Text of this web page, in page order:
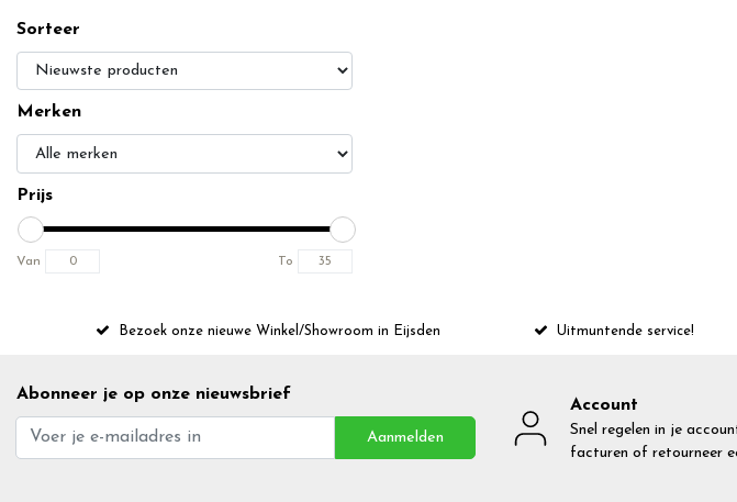
Sorteer
Merken
Prijs
Van To
Bezoek onze nieuwe Winkel/Showroom in Eijsden Uitmuntende service!
Abonneer je op onze nieuwsbrief
Aanmelden
Account
Snel regelen in je
facturen of retourneer